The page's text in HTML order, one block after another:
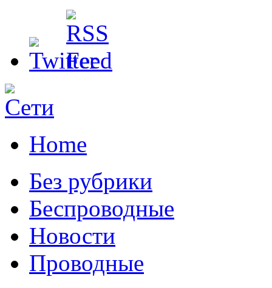
Home
Без рубрики
Беспроводные
Новости
Проводные